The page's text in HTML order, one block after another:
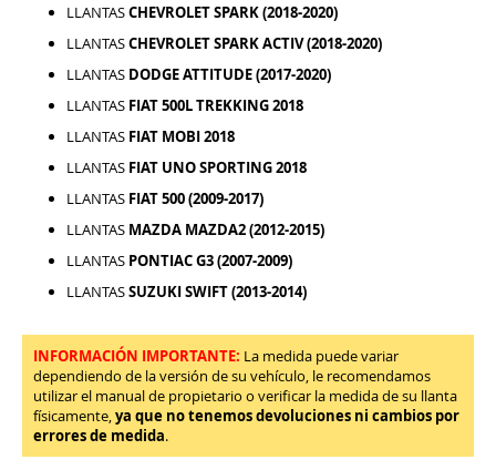
LLANTASCHEVROLET SPARK (2018-2020)
LLANTASCHEVROLET SPARK ACTIV (2018-2020)
LLANTAS DODGE ATTITUDE (2017-2020)
LLANTAS FIAT 500L TREKKING 2018
LLANTAS FIAT MOBI 2018
LLANTAS FIAT UNO SPORTING 2018
LLANTAS FIAT 500 (2009-2017)
LLANTAS MAZDA MAZDA2 (2012-2015)
LLANTAS PONTIAC G3 (2007-2009)
LLANTASSUZUKI SWIFT (2013-2014)
INFORMACIÓN IMPORTANTE: La medida puede variar
dependiendo de la versión de su vehículo, le recomendamos
utilizar el manual de propietario o verificar la medida de su llanta
físicamente,ya que no tenemos devoluciones ni cambios por
errores de medida.